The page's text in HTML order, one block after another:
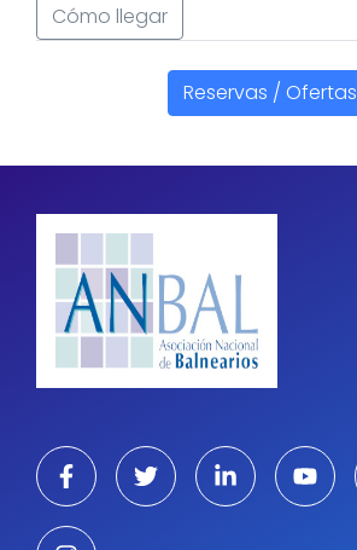
Cómo llegar
Reservas / Ofertas